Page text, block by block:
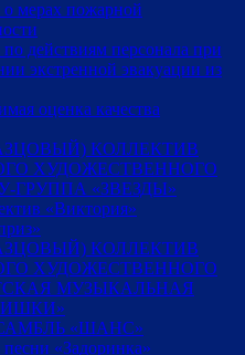
о мерах пожарной
действиям персонала при
экстренной эвакуации из
оценка качества
КОЛЛЕКТИВ
ХУДОЖЕСТВЕННОГО
ГРУППА «ЗВЕЗДЫ»
«Виктория»
КОЛЛЕКТИВ
ХУДОЖЕСТВЕННОГО
МУЗЫКАЛЬНАЯ
«ШАНС»
«Задоринка»